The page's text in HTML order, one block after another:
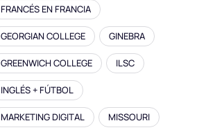
FRANCÉS EN FRANCIA
GEORGIAN COLLEGE GINEBRA
GREENWICH COLLEGE ILSC
INGLÉS + FÚTBOL
MARKETING DIGITAL MISSOURI